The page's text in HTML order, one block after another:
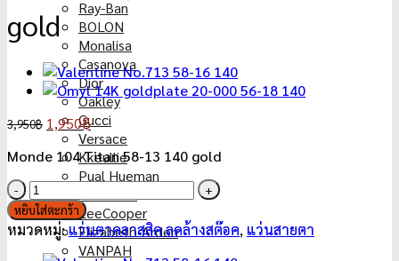
Ray-Ban
BOLON
Monalisa
Casanova
Dior
Oakley
Gucci
Versace
Kkeullie
Pual Hueman
LeeCooper
Elizabeth-Arden
VANPAH
gold
3,950฿ Original
price
was:
3,950฿.
1,950฿Current
price
is:
1,950฿.
Monde 104 Titan 58-13 140 gold
จำนวน
Monde
104
Titan
หยิบใส่ตะกร้า
หมวดหมู่:แว่นตาคลาสสิค ลดล้างสต๊อค, แว่นสายตา